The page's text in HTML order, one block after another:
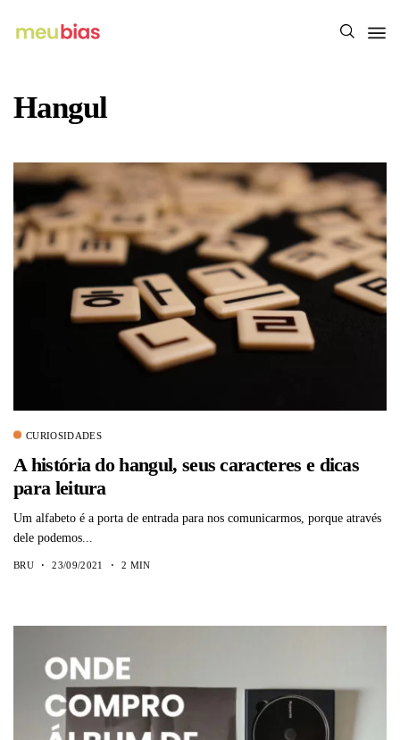
Hangul
CURIOSIDADES
A história do hangul, seus caracteres e dicas
para leitura
Um alfabeto é a porta de entrada para nos comunicarmos, porque através
dele podemos...
BRU 23/09/2021 2 MIN